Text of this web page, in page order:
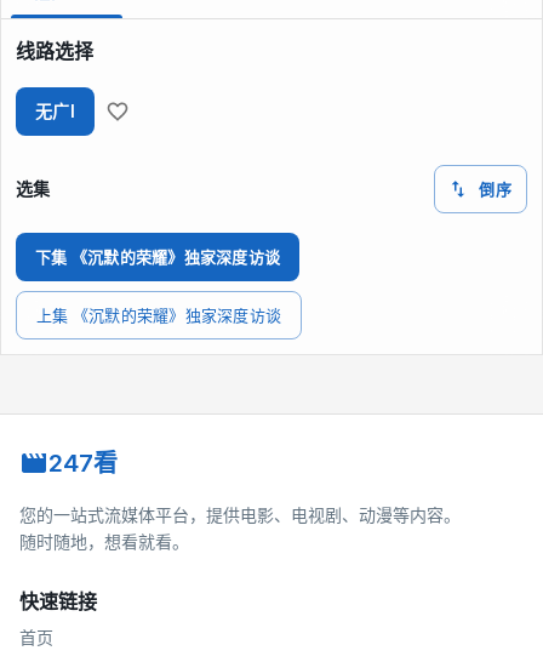
线路选择
无广I
选集 倒序
下集 《沉默的荣耀》独家深度访谈
上集 《沉默的荣耀》独家深度访谈
247看
您的一站式流媒体平台，提供电影、电视剧、动漫等内容。
随时随地，想看就看。
快速链接
首页